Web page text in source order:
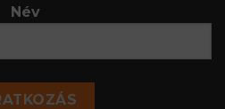
Név